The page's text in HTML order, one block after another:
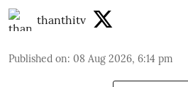
thanthitv
Published on: 08 Aug 2026, 6:14 pm